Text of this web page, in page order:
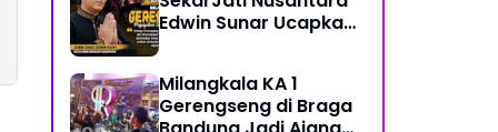
Edwin Sunar Ucapkan
Milangkala KA 1
Gerengseng di Braga